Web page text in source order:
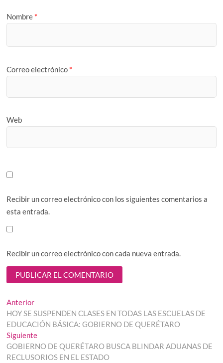
Nombre *
Correo electrónico *
Web
Recibir un correo electrónico con los siguientes comentarios a
esta entrada.
Recibir un correo electrónico con cada nueva entrada.
Navegación
de
entradas
AnteriorEntrada
anterior:
HOY SE SUSPENDEN CLASES EN TODAS LAS ESCUELAS DE
EDUCACIÓN BÁSICA: GOBIERNO DE QUERÉTARO
SiguienteEntrada
siguiente:
GOBIERNO DE QUERÉTARO BUSCA BLINDAR ADUANAS DE
RECLUSORIOS EN EL ESTADO